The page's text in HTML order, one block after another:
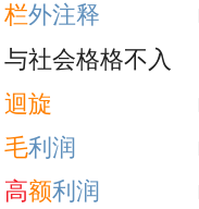
栏外注释
与社会格格不入
迴旋
毛利 润
高额利 润